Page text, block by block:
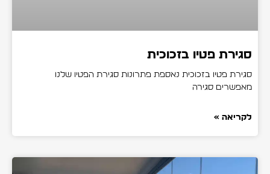
סגירת פטיו בזכוכית
סגירת פטיו בזכוכית נאספת פתרונות סגירת הפטיו שלנו
מאפשרים סגירה
לקריאה »